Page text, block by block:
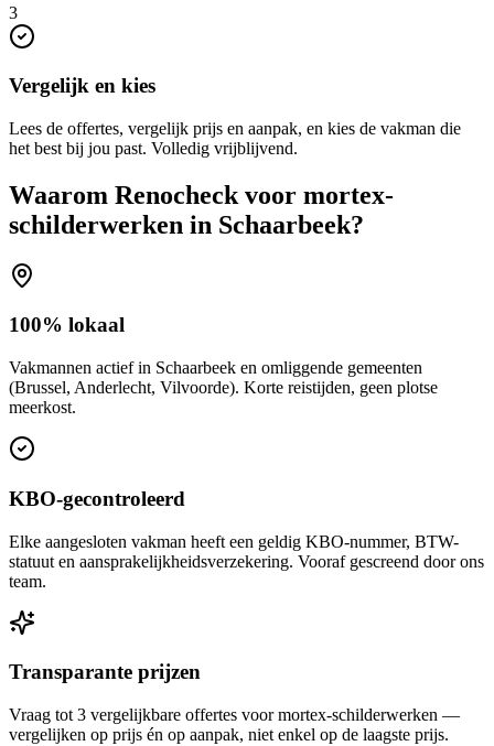
3
Vergelijk en kies
Lees de offertes, vergelijk prijs en aanpak, en kies de vakman die
het best bij jou past. Volledig vrijblijvend.
Waarom Renocheck voor mortex-
schilderwerken in Schaarbeek?
100% lokaal
Vakmannen actief in Schaarbeek en omliggende gemeenten
(Brussel, Anderlecht, Vilvoorde). Korte reistijden, geen plotse
meerkost.
KBO-gecontroleerd
Elke aangesloten vakman heeft een geldig KBO-nummer, BTW-
statuut en aansprakelijkheidsverzekering. Vooraf gescreend door ons
team.
Transparante prijzen
Vraag tot 3 vergelijkbare offertes voor mortex-schilderwerken —
vergelijken op prijs én op aanpak, niet enkel op de laagste prijs.